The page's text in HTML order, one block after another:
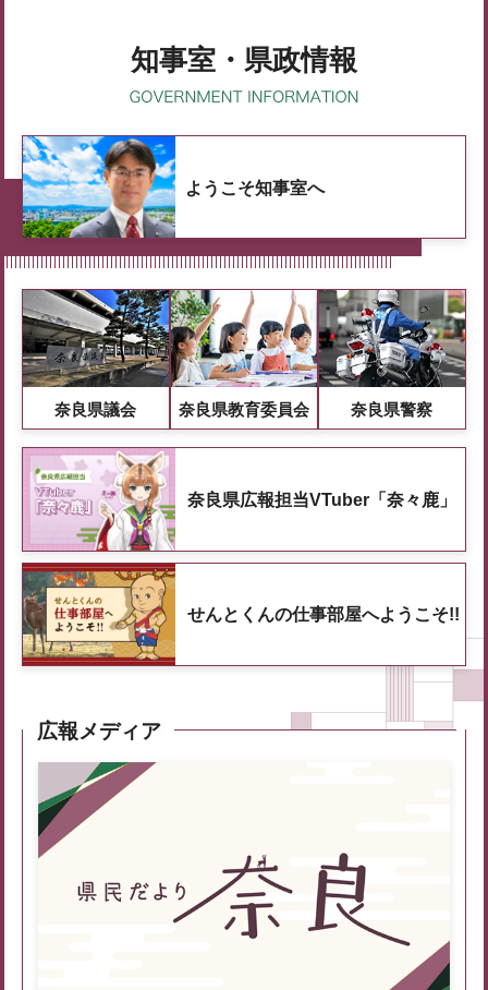
知事室・県政情報
ようこそ知事室へ
奈良県議会 奈良県教育委員会 奈良県警察
奈良県広報担当VTuber「奈々鹿」
せんとくんの仕事部屋へようこそ!!
広報メディア